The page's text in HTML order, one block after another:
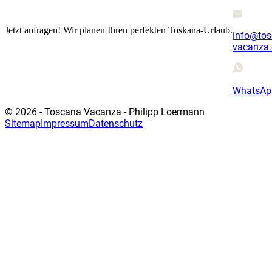
Jetzt anfragen! Wir planen Ihren perfekten Toskana-Urlaub.
© 2026 - Toscana Vacanza - Philipp Loermann
SitemapImpressumDatenschutz